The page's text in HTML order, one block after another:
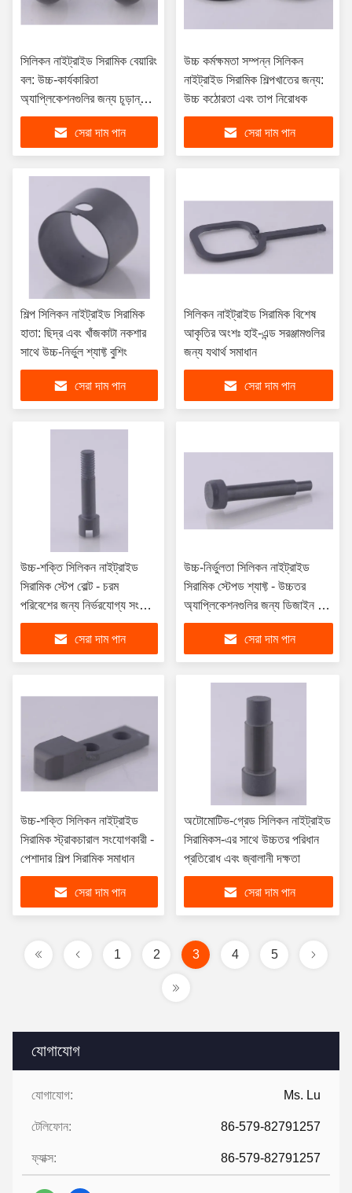
যোগাযোগ
যোগাযোগ: Ms. Lu
টেলিফোন: 86-579-82791257
ফ্যাক্স: 86-579-82791257
সিলিকন নাইট্রাইড সিরামিক বেয়ারিং
বল: উচ্চ-কার্যকারিতা
অ্যাপ্লিকেশনগুলির জন্য চূড়ান্ত
পছন্দ
সেরা দাম পান
উচ্চ কর্মক্ষমতা সম্পন্ন সিলিকন
নাইট্রাইড সিরামিক শিল্পখাতের জন্য:
উচ্চ কঠোরতা এবং তাপ নিরোধক
সেরা দাম পান
শিল্প সিলিকন নাইট্রাইড সিরামিক
হাতা: ছিদ্র এবং খাঁজকাটা নকশার
সাথে উচ্চ-নির্ভুল শ্যাফ্ট বুশিং
সেরা দাম পান
সিলিকন নাইট্রাইড সিরামিক বিশেষ
আকৃতির অংশঃ হাই-এন্ড সরঞ্জামগুলির
জন্য যথার্থ সমাধান
সেরা দাম পান
উচ্চ-শক্তি সিলিকন নাইট্রাইড
সিরামিক স্টেপ বোল্ট - চরম
পরিবেশের জন্য নির্ভরযোগ্য সংযোগ
সমাধান
সেরা দাম পান
উচ্চ-নির্ভুলতা সিলিকন নাইট্রাইড
সিরামিক স্টেপড শ্যাফ্ট - উচ্চতর
অ্যাপ্লিকেশনগুলির জন্য ডিজাইন করা
উন্নত ট্রান্সমিশন সমাধান
সেরা দাম পান
উচ্চ-শক্তি সিলিকন নাইট্রাইড
সিরামিক স্ট্রাকচারাল সংযোগকারী -
পেশাদার শিল্প সিরামিক সমাধান
সেরা দাম পান
অটোমোটিভ-গ্রেড সিলিকন নাইট্রাইড
সিরামিকস-এর সাথে উচ্চতর পরিধান
প্রতিরোধ এবং জ্বালানী দক্ষতা
সেরা দাম পান
1 2 3 4 5